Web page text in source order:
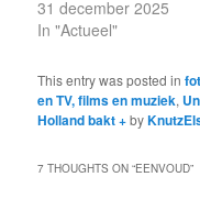
31 december 2025
In "Actueel"
This entry was posted in
en TV, films en muziek,
Holland bakt +by
7 THOUGHTS ON “EENVOUD”